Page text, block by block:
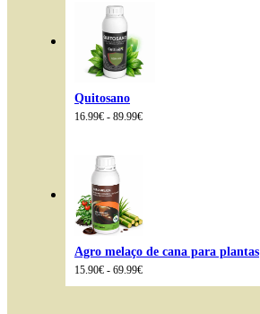
Quitosano
16.99€ - 89.99€Intervalo
Agro melaço de cana para plantas
15.90€ - 69.99€Intervalo